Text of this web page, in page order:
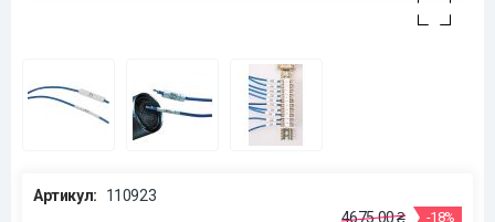
Артикул: 110923
4675.00 ₴ -18%